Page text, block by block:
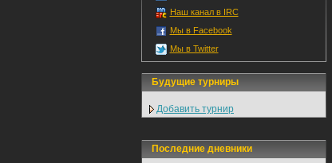
Наш канал в IRC
Мы в Facebook
Мы в Twitter
Будущие турниры
Добавить турнир
Последние дневники